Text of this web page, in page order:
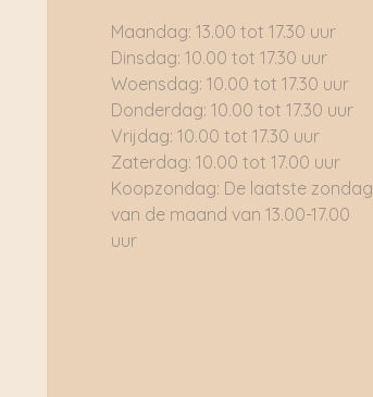
Maandag: 13.00 tot 17.30 uur
Dinsdag: 10.00 tot 17.30 uur
Woensdag: 10.00 tot 17.30 uur
Donderdag: 10.00 tot 17.30 uur
Vrijdag: 10.00 tot 17.30 uur
Zaterdag: 10.00 tot 17.00 uur
Koopzondag: De laatste zondag
van de maand van 13.00-17.00
uur